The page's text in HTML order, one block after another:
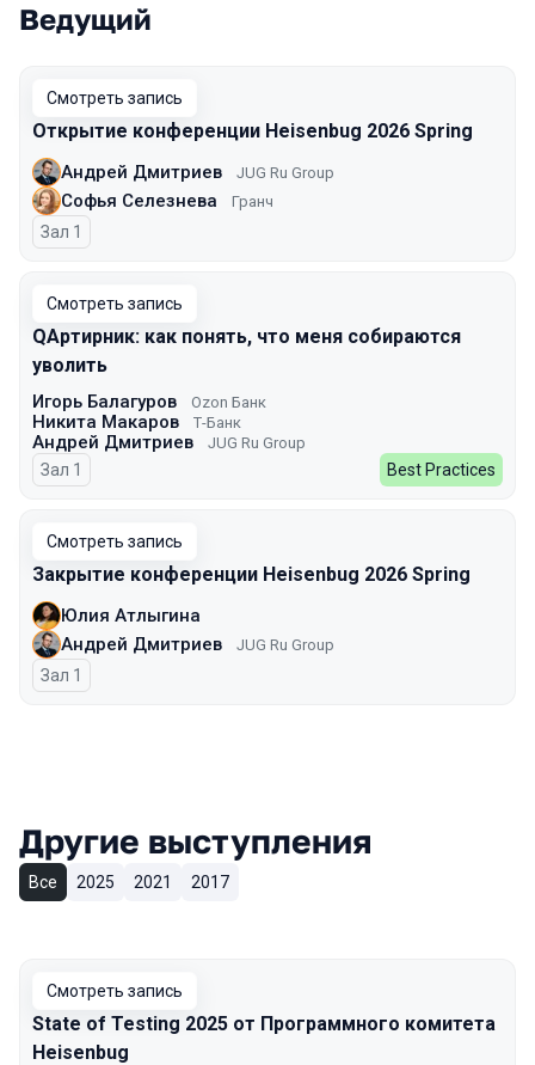
Ведущий
Смотреть запись
Открытие конференции Heisenbug 2026 Spring
Андрей Дмитриев JUG Ru Group
Софья Селезнева Гранч
Зал 1
Смотреть запись
QAртирник: как понять, что меня собираются
уволить
Игорь Балагуров Ozon Банк
Никита Макаров Т-Банк
Андрей Дмитриев JUG Ru Group
Зал 1 Best Practices
Смотреть запись
Закрытие конференции Heisenbug 2026 Spring
Юлия Атлыгина
Андрей Дмитриев
JUG Ru Group
Зал 1
Другие выступления
Все 2025 2021 2017
Смотреть запись
State of Testing 2025 от Программного комитета
Heisenbug